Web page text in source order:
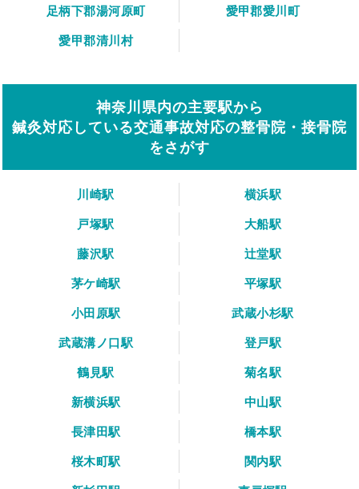
足柄下郡湯河原町
愛甲郡愛川町
愛甲郡清川村
神奈川県内の主要駅から
鍼灸対応している交通事故対応の整骨院・接骨院
をさがす
川崎駅
横浜駅
戸塚駅
大船駅
藤沢駅
辻堂駅
茅ケ崎駅
平塚駅
小田原駅
武蔵小杉駅
武蔵溝ノ口駅
登戸駅
鶴見駅
菊名駅
新横浜駅
中山駅
長津田駅
橋本駅
桜木町駅
関内駅